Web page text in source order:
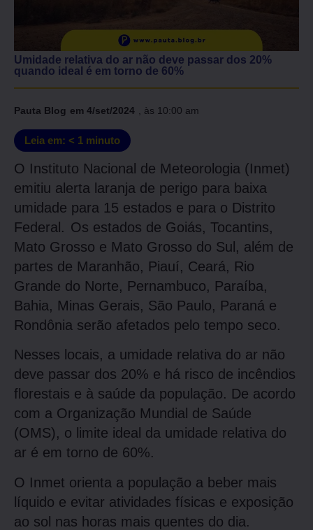
Umidade relativa do ar não deve passar dos 20%
quando ideal é em torno de 60%
Pauta Blog em 4/set/2024 , às 10:00 am
Leia em: < 1 minuto
O Instituto Nacional de Meteorologia (Inmet)
emitiu alerta laranja de perigo para baixa
umidade para 15 estados e para o Distrito
Federal. Os estados de Goiás, Tocantins,
Mato Grosso e Mato Grosso do Sul, além de
partes de Maranhão, Piauí, Ceará, Rio
Grande do Norte, Pernambuco, Paraíba,
Bahia, Minas Gerais, São Paulo, Paraná e
Rondônia serão afetados pelo tempo seco.
Nesses locais, a umidade relativa do ar não
deve passar dos 20% e há risco de incêndios
florestais e à saúde da população. De acordo
com a Organização Mundial de Saúde
(OMS), o limite ideal da umidade relativa do
ar é em torno de 60%.
O Inmet orienta a população a beber mais
líquido e evitar atividades físicas e exposição
ao sol nas horas mais quentes do dia.